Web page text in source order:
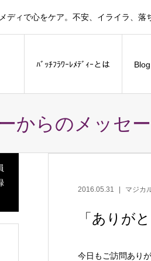
ディで心をケア。不安、イライラ、落
ﾊﾞｯﾁﾌﾗﾜｰﾚﾒﾃﾞｨｰとは Blog
からのメッセ
2016.05.31 マジカ
「ありが
今日もご訪問あり